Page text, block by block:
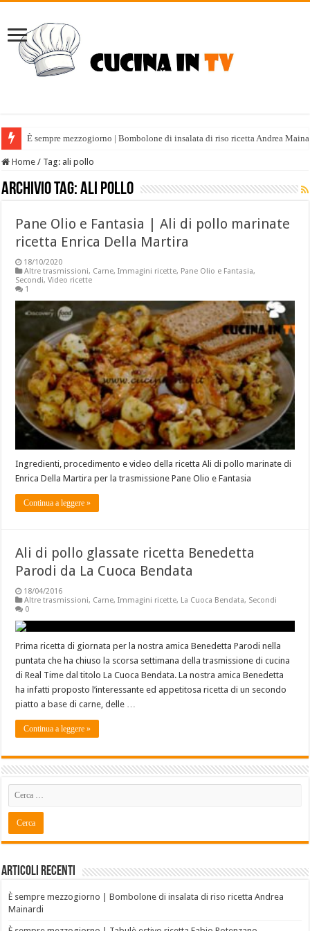
È sempre mezzogiorno | Bombolone di insalata di riso ricetta Andrea
Home / Tag: ali pollo
Archivio tag:ali pollo
Pane Olio e Fantasia | Ali di pollo marinate
ricetta Enrica Della Martira
18/10/2020
Altre trasmissioni, Carne,Immagini ricette, Pane Olio e Fantasia,
Secondi,Video ricette
1
Ingredienti, procedimento e video della ricetta Ali di pollo marinate di
Enrica Della Martira per la trasmissione Pane Olio e Fantasia
Continua a leggere »
Ali di pollo glassate ricetta Benedetta
Parodi da La Cuoca Bendata
18/04/2016
Altre trasmissioni, Carne,Immagini ricette, La Cuoca Bendata, Secondi
0
Prima ricetta di giornata per la nostra amica Benedetta Parodi nella
puntata che ha chiuso la scorsa settimana della trasmissione di cucina
di Real Time dal titolo La Cuoca Bendata. La nostra amica Benedetta
ha infatti proposto l’interessante ed appetitosa ricetta di un secondo
piatto a base di carne, delle …
Continua a leggere »
Articoli recenti
È sempre mezzogiorno | Bombolone di insalata di riso ricetta Andrea
Mainardi